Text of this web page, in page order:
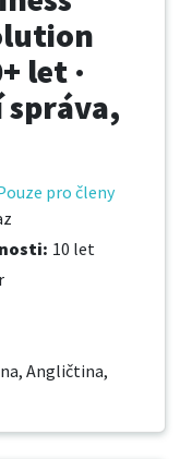
let ·
pro členy
: 10 let
Angličtina,